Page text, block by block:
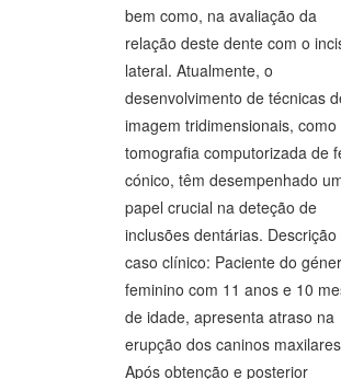
bem como, na avaliação da
relação deste dente com o
lateral. Atualmente, o
desenvolvimento de técnicas
imagem tridimensionais, como
tomografia computorizada de
cónico, têm desempenhado
papel crucial na deteção de
inclusões dentárias. Descrição
caso clínico: Paciente do
feminino com 11 anos e 10
de idade, apresenta atraso na
erupção dos caninos
Após obtenção e posterior